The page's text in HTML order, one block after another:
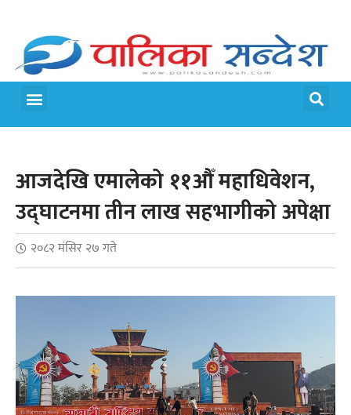
आजदेखि एमालेको ११औँ महाधिवेशन,
उद्घाटनमा तीन लाख सहभागीको अपेक्षा
२०८२ मंसिर २७ गते